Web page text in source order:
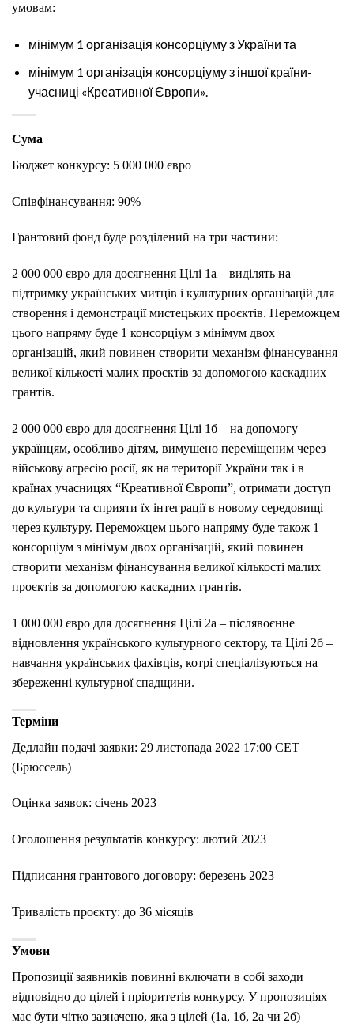
умовам:
мінімум 1 організація консорціуму з України та
мінімум 1 організація консорціуму з іншої країни-
учасниці «Креативної Європи».
Сума
Бюджет конкурсу: 5 000 000 євро
Співфінансування: 90%
Грантовий фонд буде розділений на три частини:
2 000 000 євро для досягнення Цілі 1а – виділять на
підтримку українських митців і культурних організацій для
створення і демонстрації мистецьких проєктів. Переможцем
цього напряму буде 1 консорціум з мінімум двох
організацій, який повинен створити механізм фінансування
великої кількості малих проєктів за допомогою каскадних
грантів.
2 000 000 євро для досягнення Цілі 1б – на допомогу
українцям, особливо дітям, вимушено переміщеним через
військову агресію росії, як на території України так і в
країнах учасницях “Креативної Європи”, отримати доступ
до культури та сприяти їх інтеграції в новому середовищі
через культуру. Переможцем цього напряму буде також 1
консорціум з мінімум двох організацій, який повинен
створити механізм фінансування великої кількості малих
проєктів за допомогою каскадних грантів.
1 000 000 євро для досягнення Цілі 2а – післявоєнне
відновлення українського культурного сектору, та Цілі 2б –
навчання українських фахівців, котрі спеціалізуються на
збереженні культурної спадщини.
Терміни
Дедлайн подачі заявки: 29 листопада 2022 17:00 CET
(Брюссель)
Оцінка заявок: січень 2023
Оголошення результатів конкурсу: лютий 2023
Підписання грантового договору: березень 2023
Тривалість проєкту: до 36 місяців
Умови
Пропозиції заявників повинні включати в собі заходи
відповідно до цілей і пріоритетів конкурсу. У пропозиціях
має бути чітко зазначено, яка з цілей (1а, 1б, 2а чи 2б)